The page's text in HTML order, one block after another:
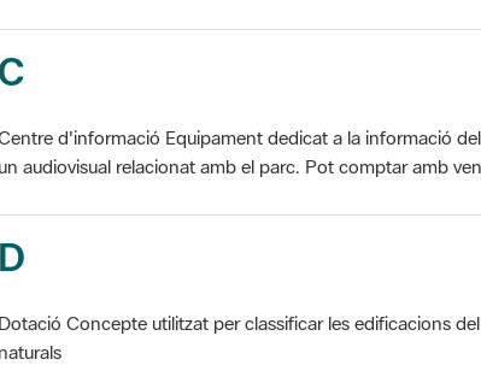
C
d'informació Equipament dedicat a la informació
un audiovisual relacionat amb el parc. Pot comptar amb
D
Dotació Concepte utilitzat per classificar les edificacions
naturals